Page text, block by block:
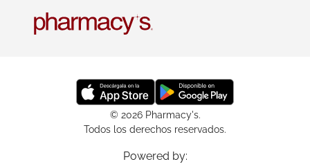
© 2026 Pharmacy's.
Todos los derechos reservados.
Powered by: